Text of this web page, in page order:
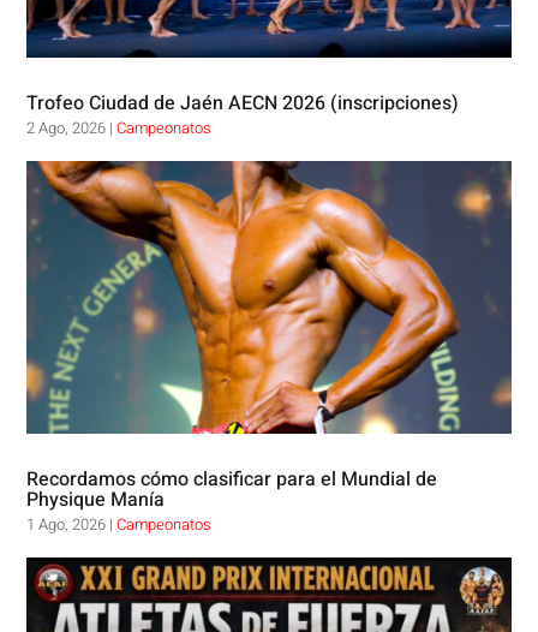
Trofeo Ciudad de Jaén AECN 2026 (inscripciones)
2 Ago, 2026 |Campeonatos
Recordamos cómo clasificar para el Mundial de
Physique Manía
1 Ago, 2026 |Campeonatos